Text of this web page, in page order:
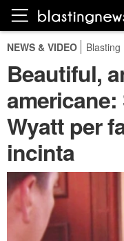
NEWS & VIDEO Blasting
Beautiful,
Wyatt per
incinta